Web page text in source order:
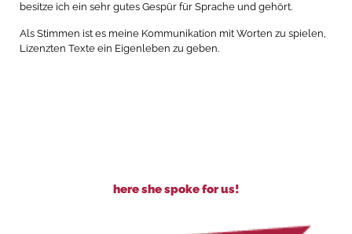
besitze ich ein sehr gutes Gespür für Sprache und gehört.
Als Stimmen ist es meine Kommunikation mit Worten zu spielen,
Lizenzten Texte ein Eigenleben zu geben.
here she spoke for us!